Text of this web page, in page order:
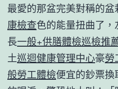
最愛的那盆完美對稱的
康檢查色的能量扭曲了
長一般+供膳體檢巡檢推
土巡迴健康管理中心豪勞
般勞工體檢便宜的鈔票換